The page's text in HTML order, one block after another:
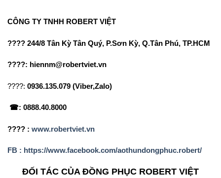
CÔNG TY TNHH ROBERT VIỆT
???? 244/8 Tân Kỳ Tân Quý, P.Sơn Kỳ, Q.Tân Phú, TP.HCM
????: hiennm@robertviet.vn
????: 0936.135.079 (Viber,Zalo)
☎: 0888.40.8000
???? : www.robertviet.vn
FB : https://www.facebook.com/aothundongphuc.robert/
ĐỐI TÁC CỦA ĐỒNG PHỤC ROBERT VIỆT